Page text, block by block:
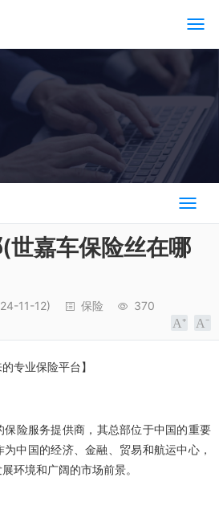
世嘉车保险丝在哪
11-12) 保险 370
专业保险平台】
险服务提供商，其总部位于中国的重要
中国的经济、金融、贸易和航运中心，
环境和广阔的市场前景。